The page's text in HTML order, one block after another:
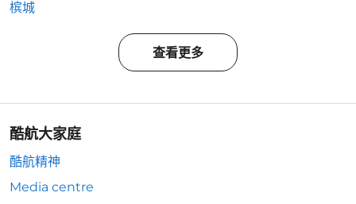
槟城
查看更多
酷航大家庭
酷航精神
Media centre